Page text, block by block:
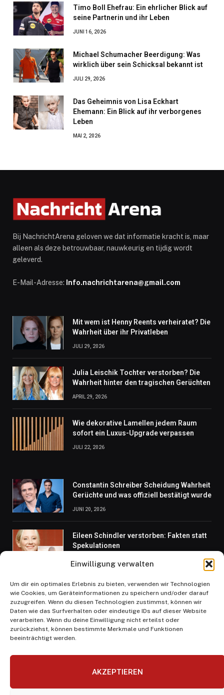
Einwilligung verwalten
Um dir ein optimales Erlebnis zu bieten, verwenden wir Technologien
wie Cookies, um Geräteinformationen zu speichern und/oder darauf
zuzugreifen. Wenn du diesen Technologien zustimmst, können wir
Daten wie das Surfverhalten oder eindeutige IDs auf dieser Website
verarbeiten. Wenn du deine Einwilligung nicht erteilst oder
zurückziehst, können bestimmte Merkmale und Funktionen
beeinträchtigt werden.
AKZEPTIEREN
Timo Boll Ehefrau: Ein ehrlicher Blick auf
seine Partnerin und ihr Leben
JUNI 16, 2026
Michael Schumacher Beerdigung: Was
wirklich über sein Schicksal bekannt ist
JULI 29, 2026
Das Geheimnis von Lisa Eckhart
Ehemann: Ein Blick auf ihr verborgenes
Leben
MAI 2, 2026
Bij NachrichtArena geloven we dat informatie kracht is, maar
alleen als deze betrouwbaar, nauwkeurig en tijdig wordt
geleverd.
E-Mail-Adresse: Info.nachrichtarena@gmail.com
Mit wem ist Henny Reents verheiratet? Die
Wahrheit über ihr Privatleben
JULI 29, 2026
Julia Leischik Tochter verstorben? Die
Wahrheit hinter den tragischen Gerüchten
APRIL 29, 2026
Wie dekorative Lamellen jedem Raum
sofort ein Luxus-Upgrade verpassen
JULI 22, 2026
Constantin Schreiber Scheidung Wahrheit
Gerüchte und was offiziell bestätigt wurde
JUNI 20, 2026
Eileen Schindler verstorben: Fakten statt
Spekulationen
Wer ist Susanne Pfannendörfer? Ein Blick
hinter die Kulissen ihres Lebens
MAI 5, 2026
(Twitter)